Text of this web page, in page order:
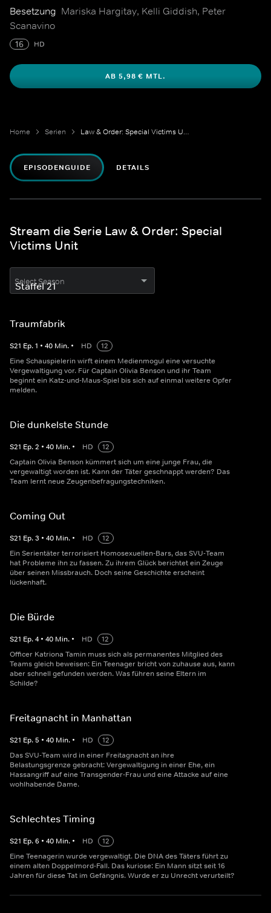
Polizeicaptains, dem FBI sowie Medizinern sind sie auf der Jagd
nach Sexualstraftätern und Kinderschändern.
Besetzung Mariska Hargitay, Kelli Giddish, Peter
Scanavino
16 HD
AB 5,98 € MTL.
Home Serien Law & Order: Special Victims Unit
EPISODENGUIDE DETAILS
Stream die Serie Law & Order: Special
Victims Unit
Select Season
Traumfabrik
S21 Ep.1 • 40 Min. • HD
12
Eine Schauspielerin wirft einem Medienmogul eine versuchte
Vergewaltigung vor. Für Captain Olivia Benson und ihr Team
beginnt ein Katz-und-Maus-Spiel bis sich auf einmal weitere Opfer
melden.
Die dunkelste Stunde
S21 Ep.2 • 40 Min. • HD
12
Captain Olivia Benson kümmert sich um eine junge Frau, die
vergewaltigt worden ist. Kann der Täter geschnappt werden? Das
Team lernt neue Zeugenbefragungstechniken.
Coming Out
S21 Ep.3 • 40 Min. • HD
12
Ein Serientäter terrorisiert Homosexuellen-Bars, das SVU-Team
hat Probleme ihn zu fassen. Zu ihrem Glück berichtet ein Zeuge
über seinen Missbrauch. Doch seine Geschichte erscheint
lückenhaft.
Die Bürde
S21 Ep.4 • 40 Min. • HD
12
Officer Katriona Tamin muss sich als permanentes Mitglied des
Teams gleich beweisen: Ein Teenager bricht von zuhause aus, kann
aber schnell gefunden werden. Was führen seine Eltern im
Schilde?
Freitagnacht in Manhattan
S21 Ep.5 • 40 Min. • HD
12
Das SVU-Team wird in einer Freitagnacht an ihre
Belastungsgrenze gebracht: Vergewaltigung in einer Ehe, ein
Hassangriff auf eine Transgender-Frau und eine Attacke auf eine
wohlhabende Dame.
Schlechtes Timing
S21 Ep.6 • 40 Min. • HD
12
Eine Teenagerin wurde vergewaltigt. Die DNA des Täters führt zu
einem alten Doppelmord-Fall. Das kuriose: Ein Mann sitzt seit 16
Jahren für diese Tat im Gefängnis. Wurde er zu Unrecht verurteilt?